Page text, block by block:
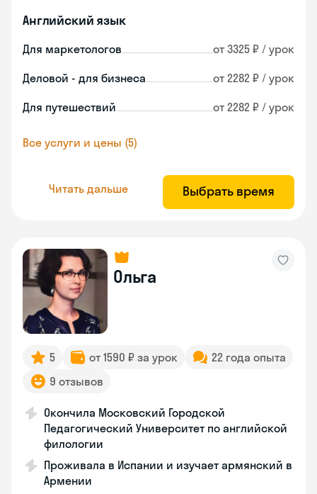
Английский язык
Для маркетологов от 3325 ₽ / урок
Деловой - для бизнеса от 2282 ₽ / урок
Для путешествий от 2282 ₽ / урок
Все услуги и цены (5)
Читать дальше Выбрать время
Ольга
5 от 1590 ₽ за урок
22 года опыта
9 отзывов
Окончила Московский Городской
Педагогический Университет по английской
филологии
Проживала в Испании и изучает армянский в
Армении